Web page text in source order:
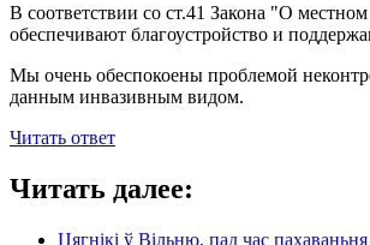
В соответствии со ст.41 Закона "О
обеспечивают благоустройство и
Мы очень обеспокоены проблемой
данным инвазивным видом.
Читать ответ
Читать далее:
Цягнікі ў Вільню, пад час